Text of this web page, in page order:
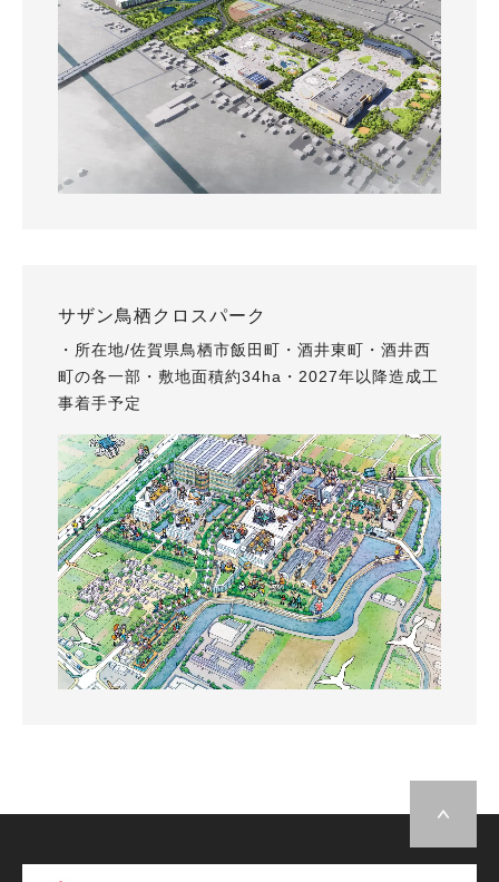
サザン鳥栖クロスパーク
・所在地/佐賀県鳥栖市飯田町・酒井東町・酒井西
町の各一部・敷地面積約34ha・2027年以降造成工
事着手予定